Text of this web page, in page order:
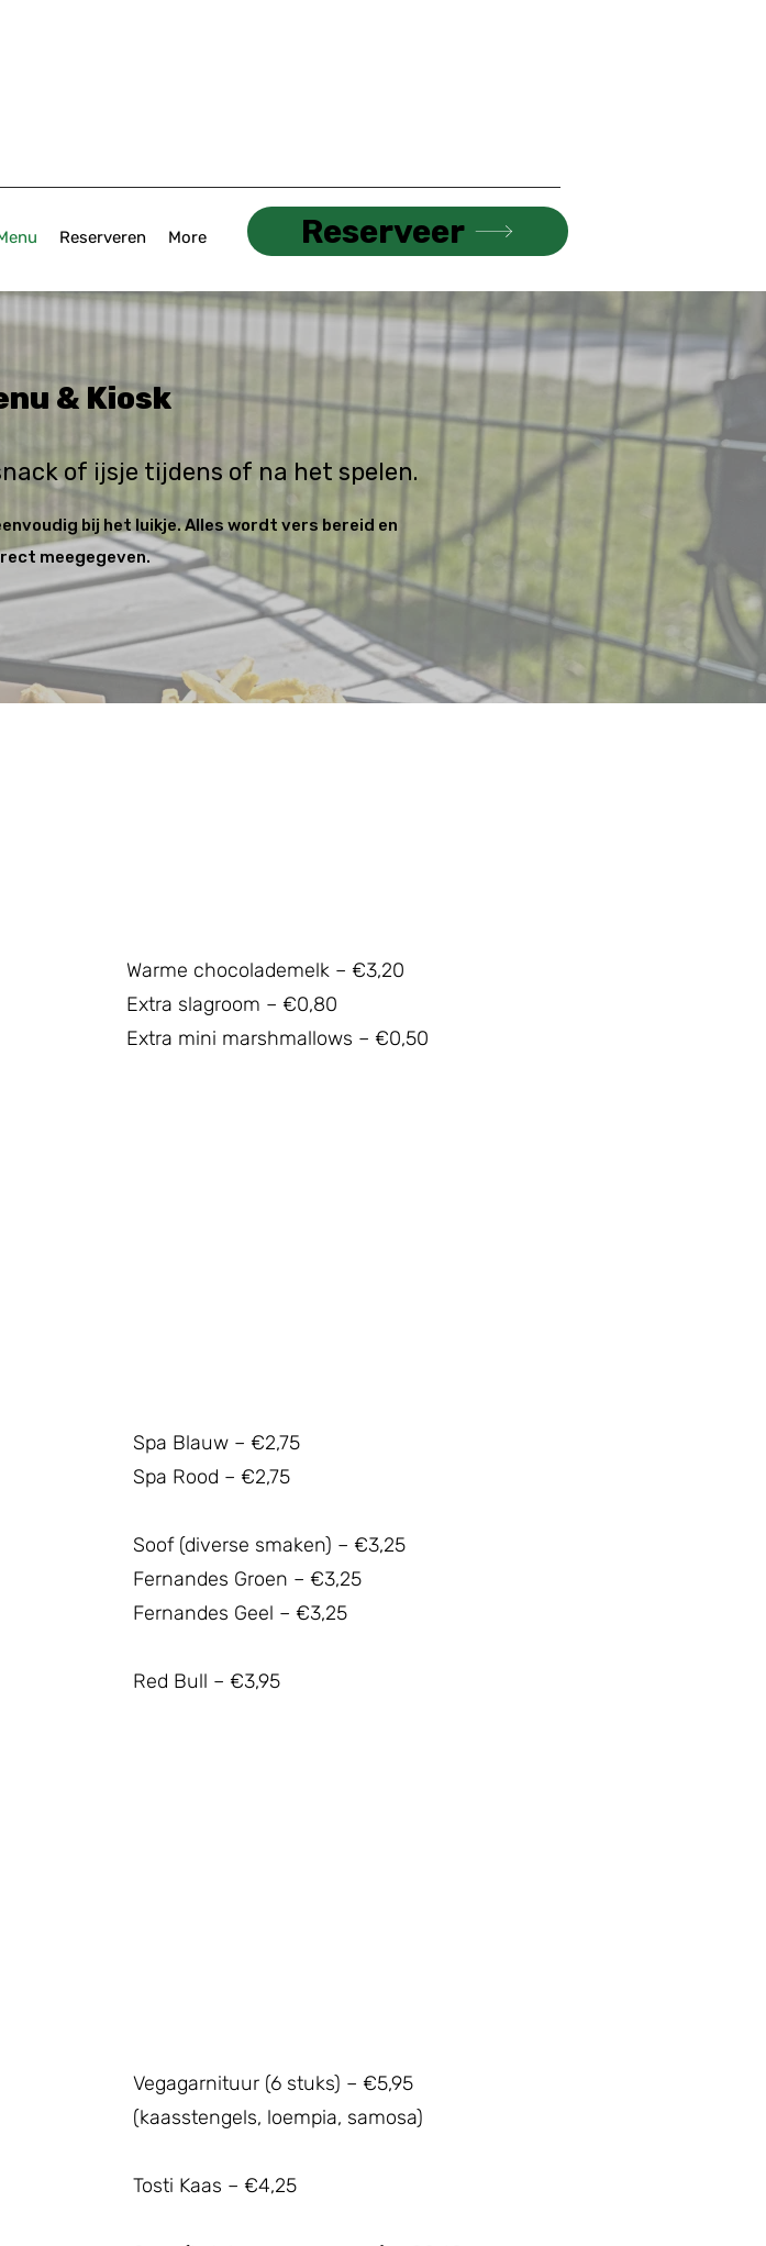
Reserveren More Reserveer
& Kiosk
of ijsje tijdens of na het spelen.
bij het luikje. Alles wordt vers bereid en
meegegeven.
Warme chocolademelk – €3,20
Extra slagroom – €0,80
Extra mini marshmallows – €0,50
Spa Blauw – €2,75
Spa Rood – €2,75
Soof (diverse smaken) – €3,25
Fernandes Groen – €3,25
Fernandes Geel – €3,25
Red Bull – €3,95
Vegagarnituur (6 stuks) – €5,95
(kaasstengels, loempia, samosa)
Tosti Kaas – €4,25